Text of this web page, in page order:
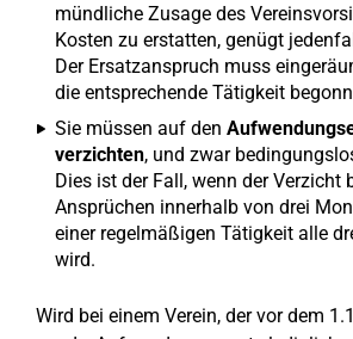
mündliche Zusage des
Kosten zu erstatten, genügt
Der Ersatzanspruch muss
die entsprechende Tätigkeit
Sie müssen auf den
verzichten, und zwar
Dies ist der Fall, wenn der Verzicht
Ansprüchen innerhalb von drei
einer regelmäßigen Tätigkeit alle
wird.
Wird bei einem Verein, der vor dem